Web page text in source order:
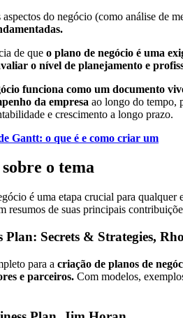
do negócio (como análise de
de que o plano de negócio é uma
o nível de planejamento e
funciona como um documento
da empresa ao longo do tempo,
e crescimento a longo prazo.
Gantt: o que é e como criar um
o tema
é uma etapa crucial para qualquer
resumos de suas principais
Plan: Secrets & Strategies,
para a criação de planos de
e parceiros. Com modelos,